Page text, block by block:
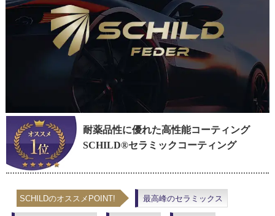
耐薬品性に優れた高性能コーティング
SCHILD®セラミックコーティング
SCHILDのオススメPOINT! 最高峰のセラミックス